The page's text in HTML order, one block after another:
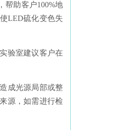
帮助客户100%地
LED硫化变色失
验室建议客户在
成光源局部或整
源，如需进行检